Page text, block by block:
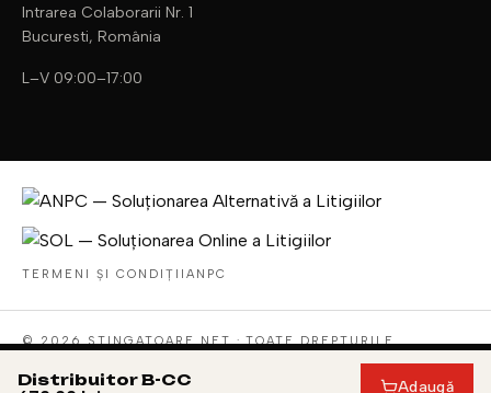
Intrarea Colaborarii Nr. 1
Bucuresti, România
L–V 09:00–17:00
TERMENI ȘI CONDIȚII ANPC
© 2026 STINGATOARE.NET · TOATE DREPTURILE
ECHIPAMENT PSI · DISTRIBUȚIE NAȚIONALĂ · MADE FOR
Distribuitor B-CC Adaugă